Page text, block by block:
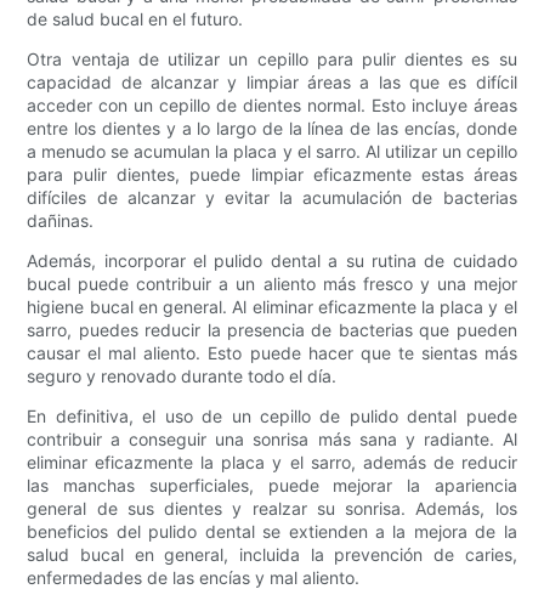
de salud bucal en el futuro.
Otra ventaja de utilizar un cepillo para pulir dientes es su
capacidad de alcanzar y limpiar áreas a las que es difícil
acceder con un cepillo de dientes normal. Esto incluye áreas
entre los dientes y a lo largo de la línea de las encías, donde
a menudo se acumulan la placa y el sarro. Al utilizar un cepillo
para pulir dientes, puede limpiar eficazmente estas áreas
difíciles de alcanzar y evitar la acumulación de bacterias
dañinas.
Además, incorporar el pulido dental a su rutina de cuidado
bucal puede contribuir a un aliento más fresco y una mejor
higiene bucal en general. Al eliminar eficazmente la placa y el
sarro, puedes reducir la presencia de bacterias que pueden
causar el mal aliento. Esto puede hacer que te sientas más
seguro y renovado durante todo el día.
En definitiva, el uso de un cepillo de pulido dental puede
contribuir a conseguir una sonrisa más sana y radiante. Al
eliminar eficazmente la placa y el sarro, además de reducir
las manchas superficiales, puede mejorar la apariencia
general de sus dientes y realzar su sonrisa. Además, los
beneficios del pulido dental se extienden a la mejora de la
salud bucal en general, incluida la prevención de caries,
enfermedades de las encías y mal aliento.